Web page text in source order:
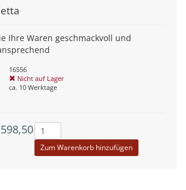
Ihre Waren geschmackvoll und
16556
Nicht auf Lager
ca. 10 Werktage
Zum Warenkorb hinzufügen